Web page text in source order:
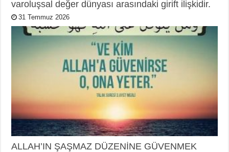
varoluşsal değer dünyası arasındaki girift ilişkidir.
31 Temmuz 2026
ALLAH’IN ŞAŞMAZ DÜZENİNE GÜVENMEK